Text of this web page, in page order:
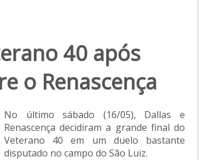
40 após
o Renascença
No último sábado (16/05), Dallas e
Renascença decidiram a grande final do
Veterano 40 em um duelo bastante
disputado no campo do São Luiz.